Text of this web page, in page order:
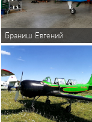
Браниш Евгений